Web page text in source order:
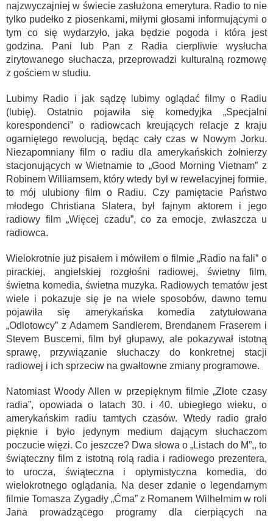
najzwyczajniej w świecie zasłużona emerytura. Radio to nie
tylko pudełko z piosenkami, miłymi głosami informującymi o
tym co się wydarzyło, jaka będzie pogoda i która jest
godzina. Pani lub Pan z Radia cierpliwie wysłucha
zirytowanego słuchacza, przeprowadzi kulturalną rozmowę
z gościem w studiu.
Lubimy Radio i jak sądzę lubimy oglądać filmy o Radiu
(lubię). Ostatnio pojawiła się komedyjka „Specjalni
korespondenci” o radiowcach kreujących relacje z kraju
ogarniętego rewolucją, będąc cały czas w Nowym Jorku.
Niezapomniany film o radiu dla amerykańskich żołnierzy
stacjonujących w Wietnamie to „Good Morning Vietnam” z
Robinem Williamsem, który wtedy był w rewelacyjnej formie,
to mój ulubiony film o Radiu. Czy pamiętacie Państwo
młodego Christiana Slatera, był fajnym aktorem i jego
radiowy film „Więcej czadu”, co za emocje, zwłaszcza u
radiowca.
Wielokrotnie już pisałem i mówiłem o filmie „Radio na fali” o
pirackiej, angielskiej rozgłośni radiowej, świetny film,
świetna komedia, świetna muzyka. Radiowych tematów jest
wiele i pokazuje się je na wiele sposobów, dawno temu
pojawiła się amerykańska komedia zatytułowana
„Odlotowcy” z Adamem Sandlerem, Brendanem Fraserem i
Stevem Buscemi, film był głupawy, ale pokazywał istotną
sprawę, przywiązanie słuchaczy do konkretnej stacji
radiowej i ich sprzeciw na gwałtowne zmiany programowe.
Natomiast Woody Allen w przepięknym filmie „Złote czasy
radia”, opowiada o latach 30. i 40. ubiegłego wieku, o
amerykańskim radiu tamtych czasów. Wtedy radio grało
pięknie i było jedynym medium dającym słuchaczom
poczucie więzi. Co jeszcze? Dwa słowa o „Listach do M”,, to
świąteczny film z istotną rolą radia i radiowego prezentera,
to urocza, świąteczna i optymistyczna komedia, do
wielokrotnego oglądania. Na deser zdanie o legendarnym
filmie Tomasza Zygadły „Ćma” z Romanem Wilhelmim w roli
Jana prowadzącego programy dla cierpiących na